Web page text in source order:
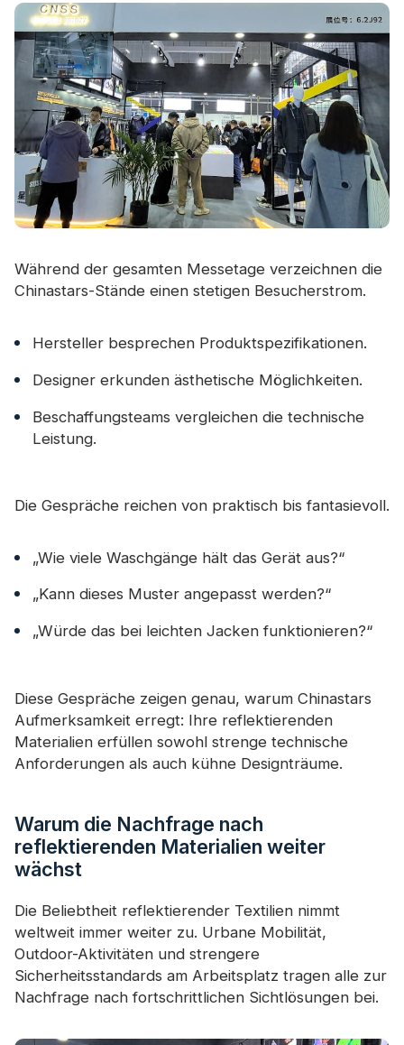
Während der gesamten Messetage verzeichnen die
Chinastars-Stände einen stetigen Besucherstrom.
Hersteller besprechen Produktspezifikationen.
Designer erkunden ästhetische Möglichkeiten.
Beschaffungsteams vergleichen die technische
Leistung.
Die Gespräche reichen von praktisch bis fantasievoll.
„Wie viele Waschgänge hält das Gerät aus?“
„Kann dieses Muster angepasst werden?“
„Würde das bei leichten Jacken funktionieren?“
Diese Gespräche zeigen genau, warum Chinastars
Aufmerksamkeit erregt: Ihre reflektierenden
Materialien erfüllen sowohl strenge technische
Anforderungen als auch kühne Designträume.
Warum die Nachfrage nach
reflektierenden Materialien weiter
wächst
Die Beliebtheit reflektierender Textilien nimmt
weltweit immer weiter zu. Urbane Mobilität,
Outdoor-Aktivitäten und strengere
Sicherheitsstandards am Arbeitsplatz tragen alle zur
Nachfrage nach fortschrittlichen Sichtlösungen bei.